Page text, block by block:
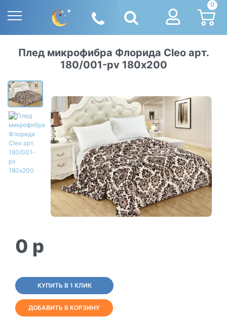
0
Плед микрофибра Флорида Cleo арт.
180/001-pv 180х200
0 p
КУПИТЬ В 1 КЛИК
ДОБАВИТЬ В КОРЗИНУ